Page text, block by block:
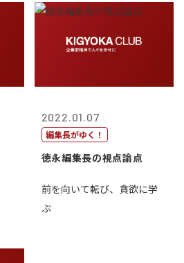
2022.01.07
編集長がゆく！
徳永編集長の視点論点
前を向いて転び、貪欲に学
ぶ